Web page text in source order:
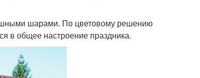
шарами. По цветовому решению
в общее настроение праздника.